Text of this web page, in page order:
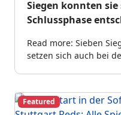
Siegen konnten
Schlussphase
Read more: Sieben
setzen sich auch bei
Featured